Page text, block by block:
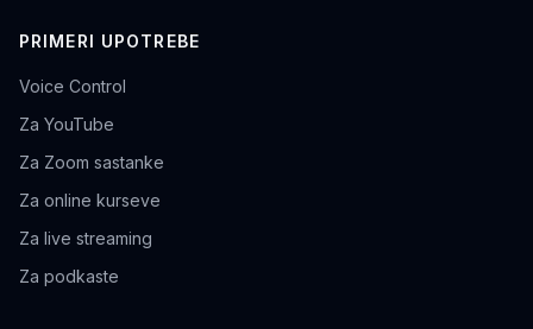
PRIMERI UPOTREBE
Voice Control
Za YouTube
Za Zoom sastanke
Za online kurseve
Za live streaming
Za podkaste